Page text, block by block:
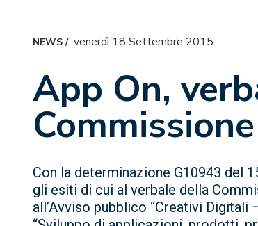
NEWS/ venerdì 18 Settembre 2015
App On,
Con la determinazione G10943 del
gli esiti di cui al verbale della
all’Avviso pubblico “Creativi Digitali